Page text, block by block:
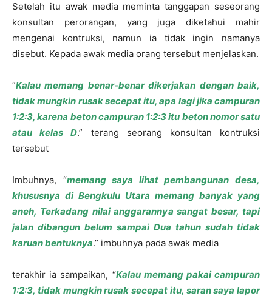
Setelah itu awak media meminta tanggapan seseorang
konsultan perorangan, yang juga diketahui mahir
mengenai kontruksi, namun ia tidak ingin namanya
disebut. Kepada awak media orang tersebut menjelaskan.
“Kalau memang benar-benar dikerjakan dengan baik,
tidak mungkin rusak secepat itu, apa lagi jika campuran
1:2:3, karena beton campuran 1:2:3 itu beton nomor satu
atau kelas D.” terang seorang konsultan kontruksi
tersebut
Imbuhnya, “memang saya lihat pembangunan desa,
khususnya di Bengkulu Utara memang banyak yang
aneh, Terkadang nilai anggarannya sangat besar, tapi
jalan dibangun belum sampai Dua tahun sudah tidak
karuan bentuknya.” imbuhnya pada awak media
terakhir ia sampaikan, “Kalau memang pakai campuran
1:2:3, tidak mungkin rusak secepat itu, saran saya lapor